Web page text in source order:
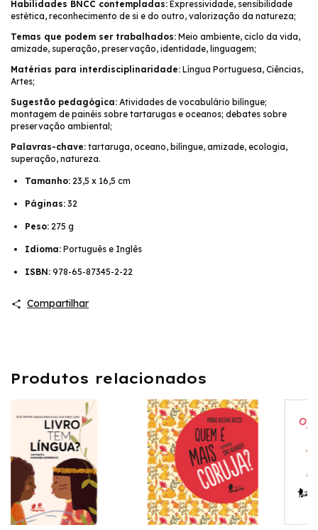
Habilidades BNCC contempladas: Expressividade, sensibilidade
estética, reconhecimento de si e do outro, valorização da natureza;
Temas que podem ser trabalhados: Meio ambiente, ciclo da vida,
amizade, superação, preservação, identidade, linguagem;
Matérias para interdisciplinaridade: Língua Portuguesa, Ciências,
Artes;
Sugestão pedagógica: Atividades de vocabulário bilíngue;
montagem de painéis sobre tartarugas e oceanos; debates sobre
preservação ambiental;
Palavras-chave: tartaruga, oceano, bilíngue, amizade, ecologia,
superação, natureza.
Tamanho: 23,5 x 16,5 cm
Páginas: 32
Peso: 275 g
Idioma: Português e Inglês
ISBN: 978-65-87345-2-22
Compartilhar
Produtos relacionados